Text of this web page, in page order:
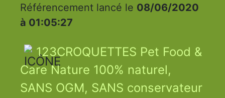
Référencement lancé le 08/06/2020
à 01:05:27
123CROQUETTES Pet Food &
Care Nature 100% naturel,
SANS OGM, SANS conservateur